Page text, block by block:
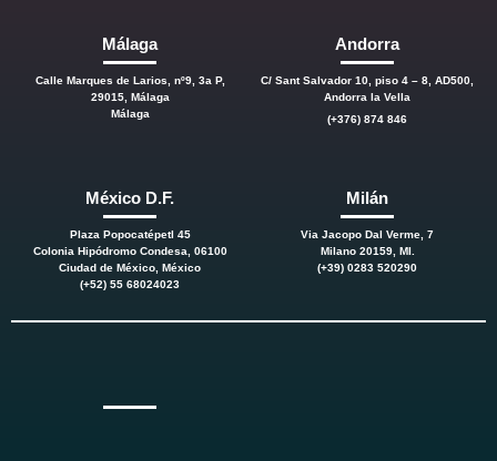
Málaga
Calle Marques de Larios, nº9, 3a P,
29015, Málaga
Málaga
Andorra
C/ Sant Salvador 10, piso 4 – 8, AD500,
Andorra la Vella
(+376) 874 846
México D.F.
Plaza Popocatépetl 45
Colonia Hipódromo Condesa, 06100
Ciudad de México, México
(+52) 55 68024023
Milán
Via Jacopo Dal Verme, 7
Milano 20159, MI.
(+39) 0283 520290